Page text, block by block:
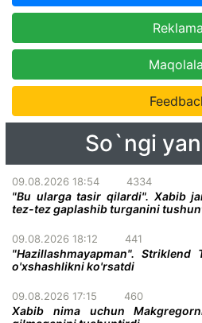
Reklama
So`ngi
09.08.2026 18:54 4334
"Bu ularga tasir qilardi". Xabib
tez-tez gaplashib turganini
09.08.2026 18:12 441
"Hazillashmayapman".
o'xshashlikni ko'rsatdi
09.08.2026 17:15 460
Xabib nima uchun